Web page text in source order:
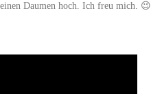
Daumen hoch. Ich freu mich. 😉